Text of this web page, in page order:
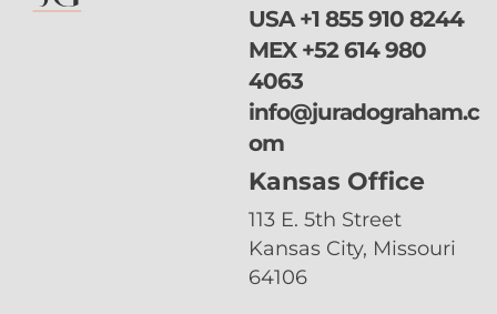
arreglar su
estatus
migratorio? Aqui
te presento
algunas
USA+1 855 910 8244
MEX +52 614 980
4063
info@juradograham.c
om
Kansas Office
113 E. 5th Street
Kansas City, Missouri
64106